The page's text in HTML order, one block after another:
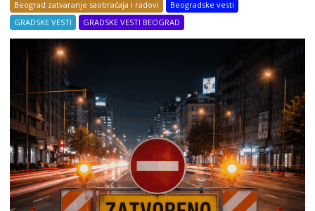
Beograd zatvaranje saobraćaja i radovi
Beogradske vesti
GRADSKE VESTI
GRADSKE VESTI BEOGRAD